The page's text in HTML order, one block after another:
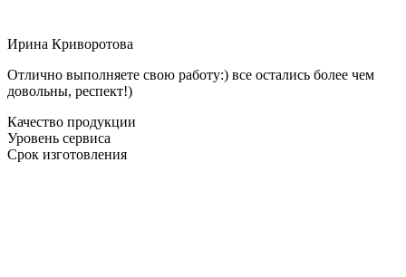
Ирина Криворотова
Отлично выполняете свою работу:) все остались более чем
довольны, респект!)
Качество продукции
Уровень сервиса
Срок изготовления